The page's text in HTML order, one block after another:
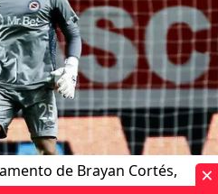
de Brayan Cortés,
×